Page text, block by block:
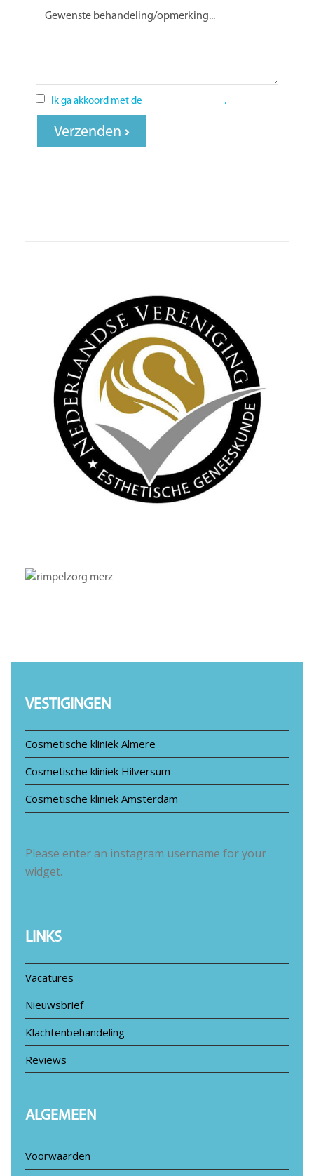
Ik ga akkoord met de .
Verzenden
VESTIGINGEN
Cosmetische kliniek Almere
Cosmetische kliniek Hilversum
Cosmetische kliniek Amsterdam
Please enter an instagram username for your
widget.
LINKS
Vacatures
Nieuwsbrief
Klachtenbehandeling
Reviews
ALGEMEEN
Voorwaarden